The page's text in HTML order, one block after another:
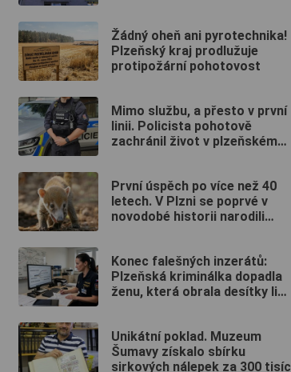
Žádný oheň ani pyrotechnika!
Plzeňský kraj prodlužuje
protipožární pohotovost
Mimo službu, a přesto v první
linii. Policista pohotově
zachránil život v plzeňském
První úspěch po více než 40
letech. V Plzni se poprvé v
novodobé historii narodili
Konec falešných inzerátů:
Plzeňská kriminálka dopadla
ženu, která obrala desítky lidí
Unikátní poklad. Muzeum
Šumavy získalo sbírku
sirkových nálepek za 300 tisíc